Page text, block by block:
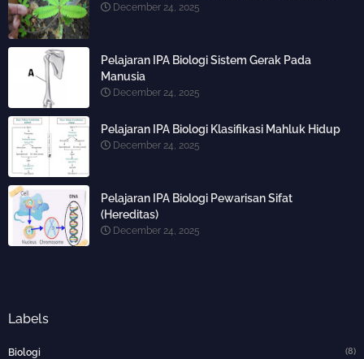
December 24, 2025
Pelajaran IPA Biologi Sistem Gerak Pada
Manusia
December 24, 2025
Pelajaran IPA Biologi Klasifikasi Mahluk Hidup
December 24, 2025
Pelajaran IPA Biologi Pewarisan Sifat
(Hereditas)
December 24, 2025
Labels
Biologi (8)